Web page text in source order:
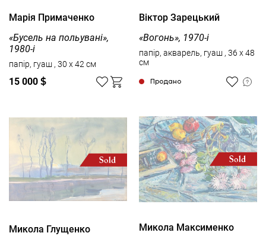
Марія Примаченко
«Бусель на польувані»,
1980-і
папір, гуаш , 30 x 42 см
15 000 $
Вiктор Зарецький
«Вогонь», 1970-і
папір, акварель, гуаш , 36 x 48
см
Продано
Микола Глущенко
Микола Максименко